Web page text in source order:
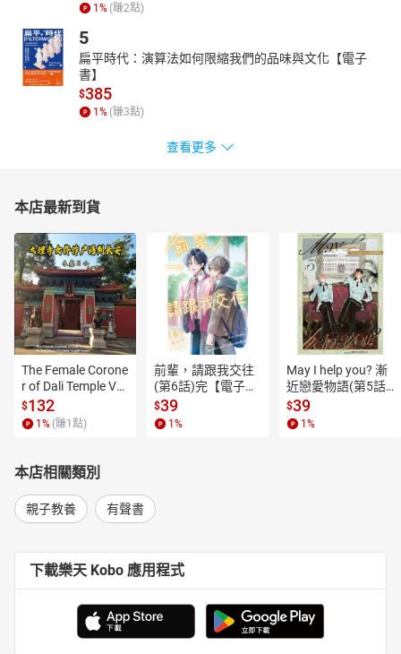
1% (賺2點)
5
扁平時代：演算法如何限縮我們的品味與文化【電子
書】
$385
1% (賺3點)
查看更多
本店最新到貨
The Female Corone
r of Dali Temple Vo
l.6【有聲書】
$132
1 % (賺1 點)
前輩，請跟我交往
(第6話)完【電子
書】
$39
1 %
May I help you? 漸
近戀愛物語(第5話)
【電子書】
$39
1 %
本店相關類別
親子教養 有聲書
下載樂天 Kobo 應用程式